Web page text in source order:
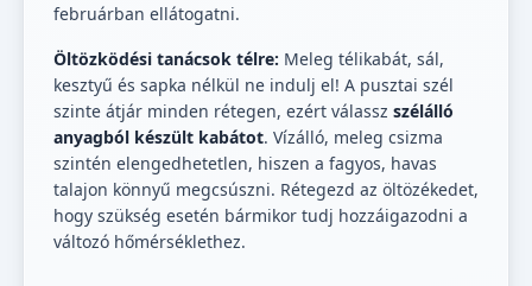
februárban ellátogatni.
Öltözködési tanácsok télre: Meleg télikabát, sál,
kesztyű és sapka nélkül ne indulj el! A pusztai szél
szinte átjár minden rétegen, ezért válassz szélálló
anyagból készült kabátot. Vízálló, meleg csizma
szintén elengedhetetlen, hiszen a fagyos, havas
talajon könnyű megcsúszni. Rétegezd az öltözékedet,
hogy szükség esetén bármikor tudj hozzáigazodni a
változó hőmérséklethez.